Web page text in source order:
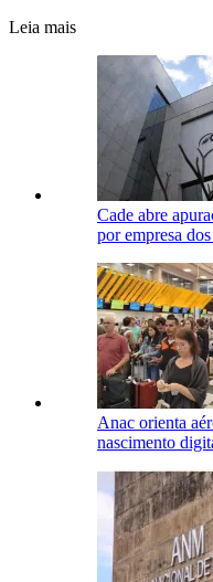
Leia mais
Cade abre
por empresa
Anac orienta
nascimento